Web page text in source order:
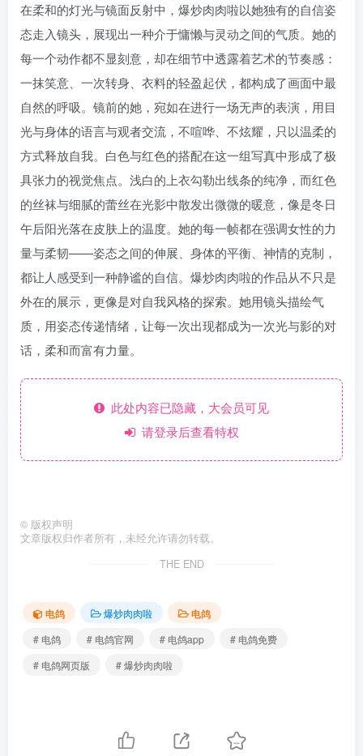
在柔和的灯光与镜面反射中，爆炒肉肉啦以她独有的自信姿
态走入镜头，展现出一种介于慵懒与灵动之间的气质。她的
每一个动作都不显刻意，却在细节中透露着艺术的节奏感：
一抹笑意、一次转身、衣料的轻盈起伏，都构成了画面中最
自然的呼吸。镜前的她，宛如在进行一场无声的表演，用目
光与身体的语言与观者交流，不喧哗、不炫耀，只以温柔的
方式释放自我。白色与红色的搭配在这一组写真中形成了极
具张力的视觉焦点。浅白的上衣勾勒出线条的纯净，而红色
的丝袜与细腻的蕾丝在光影中散发出微微的暖意，像是冬日
午后阳光落在皮肤上的温度。她的每一帧都在强调女性的力
量与柔韧——姿态之间的伸展、身体的平衡、神情的克制，
都让人感受到一种静谧的自信。爆炒肉肉啦的作品从不只是
外在的展示，更像是对自我风格的探索。她用镜头描绘气
质，用姿态传递情绪，让每一次出现都成为一次光与影的对
话，柔和而富有力量。
此处内容已隐藏，大会员可见
请登录后查看特权
© 版权声明
文章版权归作者所有，未经允许请勿转载。
THE END
电鸽 爆炒肉肉啦
电鸽
# 电鸽
# 电鸽官网 # 电鸽app
# 电鸽免费
# 电鸽网页版
# 爆炒肉肉啦